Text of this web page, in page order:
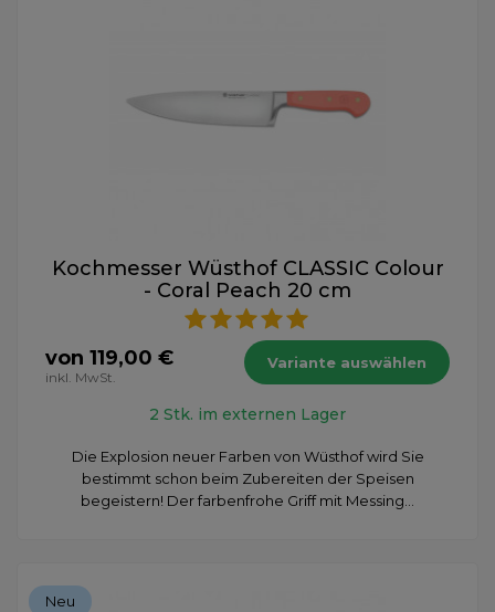
Kochmesser Wüsthof CLASSIC Colour
- Coral Peach 20 cm
von 119,00 €
inkl. MwSt.
Variante auswählen
2 Stk. im externen Lager
Die Explosion neuer Farben von Wüsthof wird Sie
bestimmt schon beim Zubereiten der Speisen
begeistern! Der farbenfrohe Griff mit Messing...
Neu